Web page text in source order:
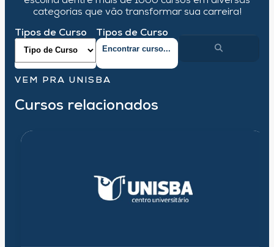
categorias que vão transformar sua carreira!
Tipos de Curso Tipos de Curso
VEM PRA UNISBA
Cursos relacionados